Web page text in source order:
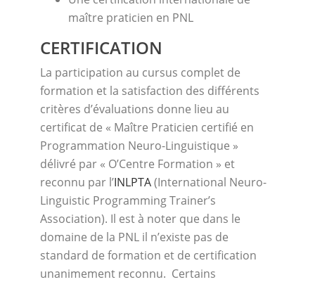
maître praticien en PNL
CERTIFICATION
La participation au cursus complet de
formation et la satisfaction des différents
critères d’évaluations donne lieu au
certificat de « Maître Praticien certifié en
Programmation Neuro-Linguistique »
délivré par « O’Centre Formation » et
reconnu par l’INLPTA(International Neuro-
Linguistic Programming Trainer’s
Association). Il est à noter que dans le
domaine de la PNL il n’existe pas de
standard de formation et de certification
unanimement reconnu. Certains